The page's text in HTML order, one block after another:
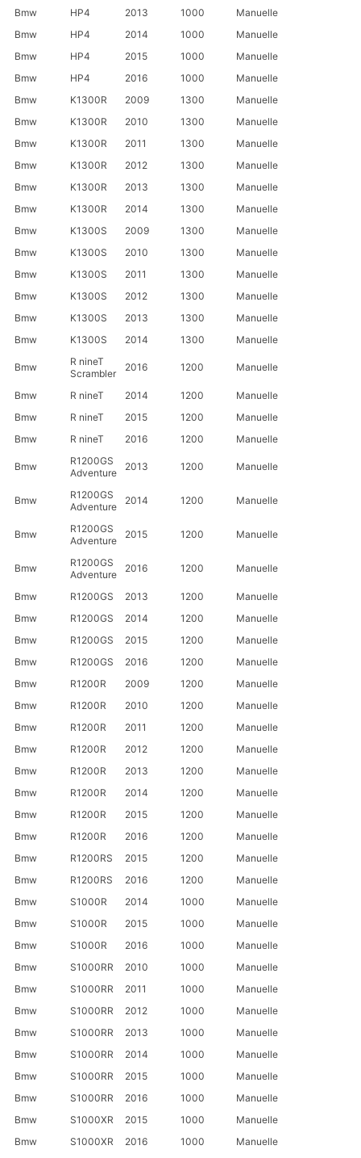
Bmw
HP4 2013 1000
Manuelle
Bmw
HP4 2014 1000
Manuelle
Bmw
HP4 2015 1000
Manuelle
Bmw
HP4 2016 1000
Manuelle
Bmw
K1300R 2009 1300
Manuelle
Bmw
K1300R 2010 1300
Manuelle
Bmw
K1300R 2011 1300
Manuelle
Bmw
K1300R 2012 1300
Manuelle
Bmw
K1300R 2013 1300
Manuelle
Bmw
K1300R 2014 1300
Manuelle
Bmw
K1300S 2009 1300
Manuelle
Bmw
K1300S 2010 1300
Manuelle
Bmw
K1300S 2011 1300
Manuelle
Bmw
K1300S 2012 1300
Manuelle
Bmw
K1300S 2013 1300
Manuelle
Bmw
K1300S 2014 1300 Manuelle
Bmw
R nineT
Scrambler
2016 1200 Manuelle
Bmw R nineT 2014 1200
Manuelle
Bmw
R nineT 2015 1200
Manuelle
Bmw
R nineT 2016 1200 Manuelle
Bmw
R1200GS
Adventure
2013 1200 Manuelle
Bmw
R1200GS
Adventure
2014 1200 Manuelle
Bmw
R1200GS
Adventure
2015 1200 Manuelle
Bmw
R1200GS
Adventure
2016 1200 Manuelle
Bmw R1200GS 2013 1200
Manuelle
Bmw
R1200GS 2014 1200
Manuelle
Bmw
R1200GS 2015 1200
Manuelle
Bmw
R1200GS 2016 1200
Manuelle
Bmw
R1200R 2009 1200
Manuelle
Bmw
R1200R 2010 1200
Manuelle
Bmw
R1200R 2011 1200
Manuelle
Bmw
R1200R 2012 1200
Manuelle
Bmw
R1200R 2013 1200
Manuelle
Bmw
R1200R 2014 1200
Manuelle
Bmw
R1200R 2015 1200
Manuelle
Bmw
R1200R 2016 1200
Manuelle
Bmw
R1200RS 2015 1200
Manuelle
Bmw
R1200RS 2016 1200
Manuelle
Bmw
S1000R 2014 1000
Manuelle
Bmw
S1000R 2015 1000
Manuelle
Bmw
S1000R 2016 1000
Manuelle
Bmw
S1000RR 2010 1000
Manuelle
Bmw
S1000RR 2011 1000
Manuelle
Bmw
S1000RR 2012 1000
Manuelle
Bmw
S1000RR 2013 1000
Manuelle
Bmw
S1000RR 2014 1000
Manuelle
Bmw
S1000RR 2015 1000
Manuelle
Bmw
S1000RR 2016 1000
Manuelle
Bmw
S1000XR 2015 1000
Manuelle
Bmw
S1000XR 2016 1000 Manuelle